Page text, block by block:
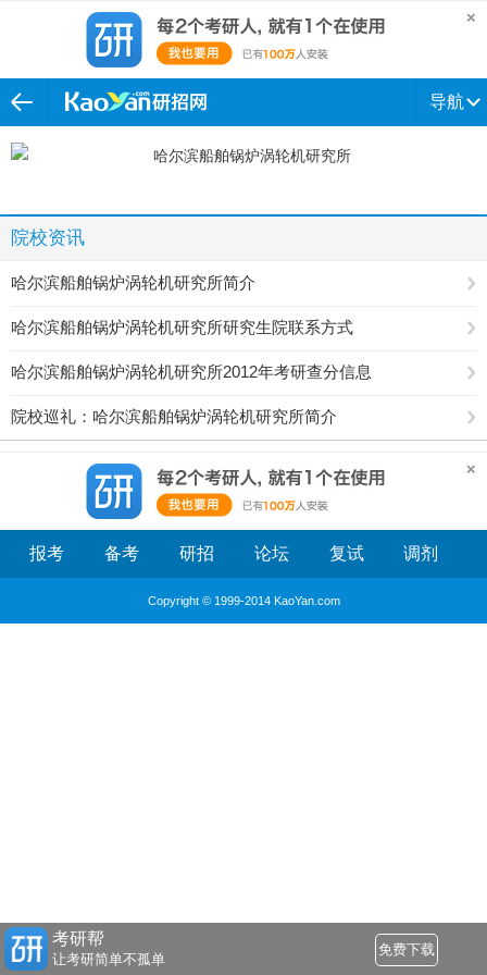
导航
院校资讯
哈尔滨船舶锅炉涡轮机研究所简介
哈尔滨船舶锅炉涡轮机研究所研究生院联系方式
哈尔滨船舶锅炉涡轮机研究所2012年考研查分信息
院校巡礼：哈尔滨船舶锅炉涡轮机研究所简介
报考 备考 研招 论坛 复试 调剂
Copyright © 1999-2014 KaoYan.com
考研帮
让考研简单不孤单
免费下载